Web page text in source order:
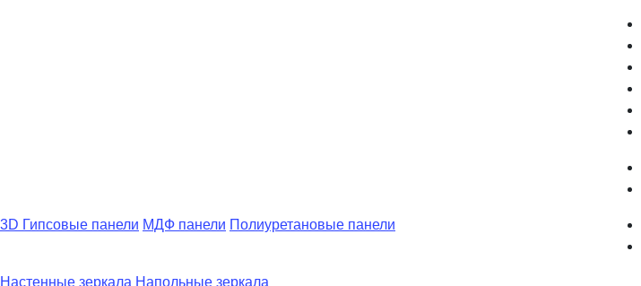
3D Гипсовые панели МДФ панели Полиуретановые панели
Настенные зеркала Напольные зеркала